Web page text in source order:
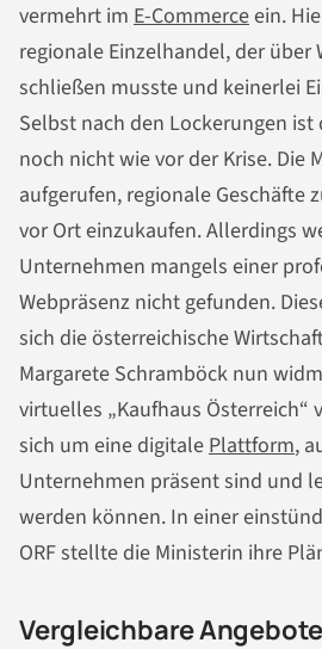
vermehrt im E-Commerceein.
regionale Einzelhandel, der über
schließen musste und keinerlei
Selbst nach den Lockerungen
noch nicht wie vor der Krise. Die
aufgerufen, regionale Geschäfte
vor Ort einzukaufen. Allerdings
Unternehmen mangels einer
Webpräsenz nicht gefunden.
sich die österreichische
Margarete Schramböck nun
virtuelles „Kaufhaus Österreich“
sich um eine digitalePlattform,
Unternehmen präsent sind und
werden können. In einer
ORF stellte die Ministerin ihre
Vergleichbare